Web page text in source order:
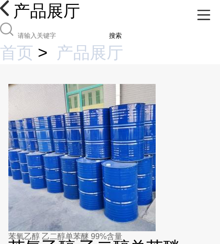
产品展厅
搜索
首页 > 产品展厅
苯氧乙醇 乙二醇单苯醚 99%含量